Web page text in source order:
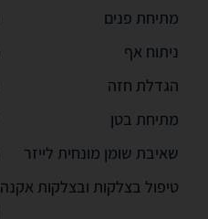
מתיחת פנים
ניתוח אף
הגדלת חזה
מתיחת בטן
שאיבת שומן מונחית לייזר
טיפול בצלקות ובצלקות אקנה